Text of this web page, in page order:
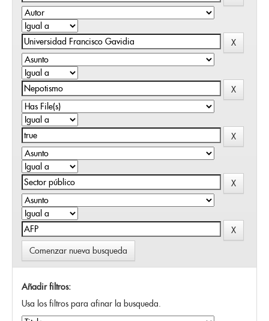
Comenzar nueva busqueda
Añadir filtros:
Usa los filtros para afinar la busqueda.